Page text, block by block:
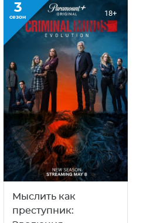
3
сезон 18+
Мыслить как
преступник: